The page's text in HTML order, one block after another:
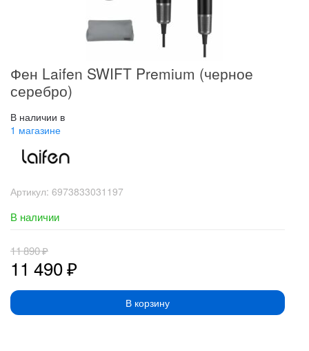
Фен Laifen SWIFT Premium (черное
серебро)
В наличии в
1 магазине
Артикул: 6973833031197
В наличии
11 490₽
11 890₽
В корзину